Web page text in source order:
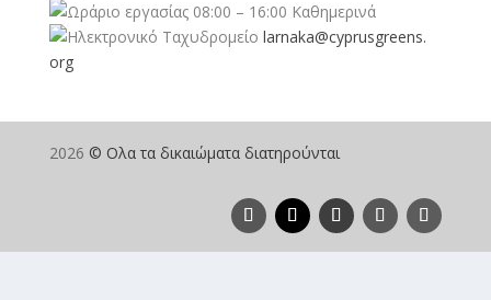
08:00 – 16:00 Καθημερινά
larnaka@cyprusgreens.
org
2026 © Ολα τα δικαιώματα διατηρούνται